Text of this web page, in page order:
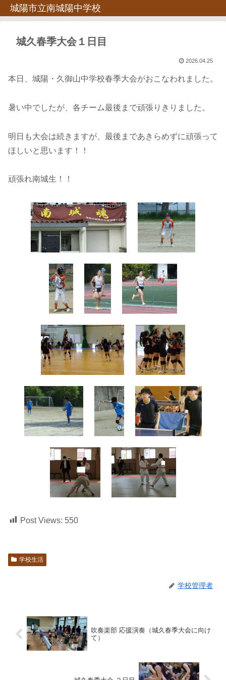
城陽市立南城陽中学校
城久春季大会１日目
2026.04.25
本日、城陽・久御山中学校春季大会がおこなわれました。
暑い中でしたが、各チーム最後まで頑張りきりました。
明日も大会は続きますが、最後まであきらめずに頑張って
ほしいと思います！！
頑張れ南城生！！
Post Views: 550
学校生活
学校管理者
吹奏楽部 応援演奏（城久春季大会に向け
て）